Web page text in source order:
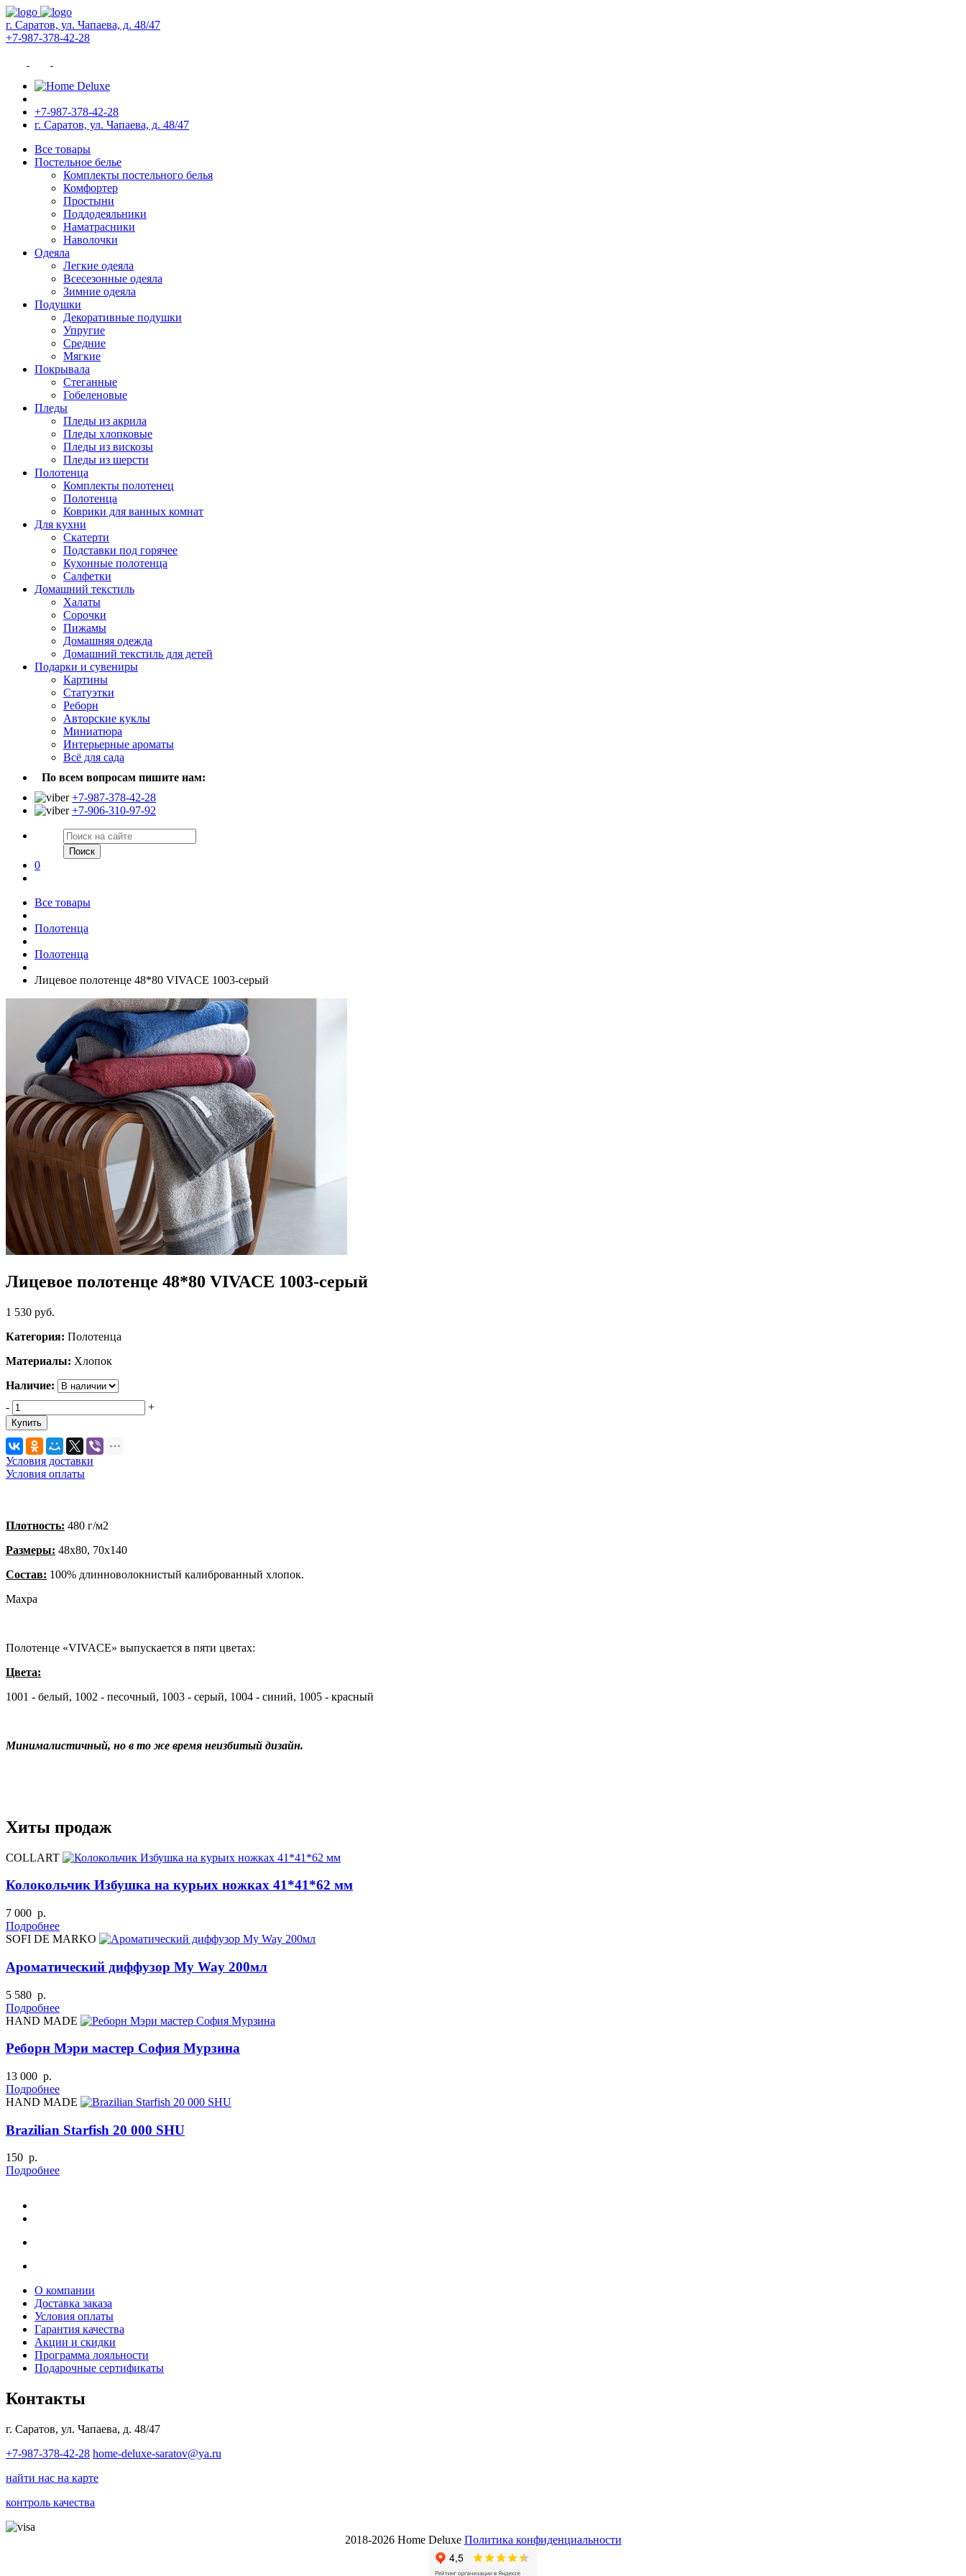
г. Саратов, ул. Чапаева, д. 48/47
+7-987-378-42-28
+7-987-378-42-28
г. Саратов, ул. Чапаева, д. 48/47
Все товары
Постельное белье
Комплекты постельного белья
Комфортер
Простыни
Поддодеяльники
Наматрасники
Наволочки
Одеяла
Легкие одеяла
Всесезонные одеяла
Зимние одеяла
Подушки
Декоративные подушки
Упругие
Средние
Мягкие
Покрывала
Стеганные
Гобеленовые
Пледы
Пледы из акрила
Пледы хлопковые
Пледы из вискозы
Пледы из шерсти
Полотенца
Комплекты полотенец
Полотенца
Коврики для ванных комнат
Для кухни
Скатерти
Подставки под горячее
Кухонные полотенца
Салфетки
Домашний текстиль
Халаты
Сорочки
Пижамы
Домашняя одежда
Домашний текстиль для детей
Подарки и сувениры
Картины
Статуэтки
Реборн
Авторские куклы
Миниатюра
Интерьерные ароматы
Всё для сада
По всем вопросам пишите нам:
+7-987-378-42-28
+7-906-310-97-92
Поиск
0
Все товары
Полотенца
Полотенца
Лицевое полотенце 48*80 VIVACE 1003-серый
Лицевое полотенце 48*80 VIVACE 1003-серый
1 530 руб.
Категория: Полотенца
Материалы: Хлопок
Наличие:
-
+
Купить
Условия доставки
Условия оплаты
Плотность: 480 г/м2
Размеры: 48х80, 70х140
Состав: 100% длинноволокнистый калиброванный хлопок.
Махра
Полотенце «VIVACE» выпускается в пяти цветах:
Цвета:
1001 - белый, 1002 - песочный, 1003 - серый, 1004 - синий, 1005 - красный
Минималистичный, но в то же время неизбитый дизайн.
Хиты продаж
COLLART
Колокольчик Избушка на курьих ножках 41*41*62 мм
7 000 р.
Подробнее
SOFI DE MARKO
Ароматический диффузор My Way 200мл
5 580 р.
Подробнее
HAND MADE
Реборн Мэри мастер София Мурзина
13 000 р.
Подробнее
HAND MADE
Brazilian Starfish 20 000 SHU
150 р.
Подробнее
О компании
Доставка заказа
Условия оплаты
Гарантия качества
Акции и скидки
Программа лояльности
Подарочные сертификаты
Контакты
г. Саратов, ул. Чапаева, д. 48/47
+7-987-378-42-28 home-deluxe-saratov@ya.ru
найти нас на карте
контроль качества
2018-2026 Home Deluxe Политика конфиденциальности